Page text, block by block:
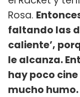
Rosa.
faltando las
caliente’,
le alcanza.
hay poco
mucho